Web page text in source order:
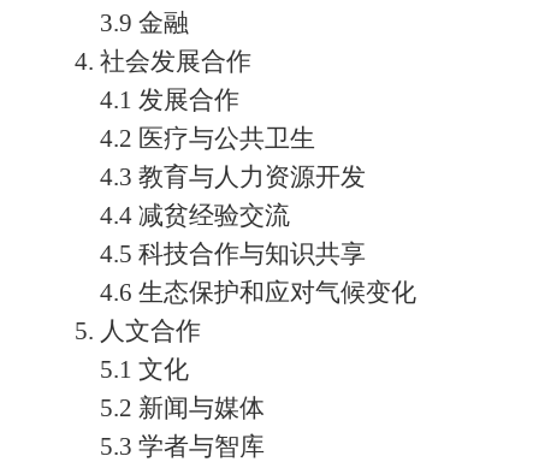
3.9 金融
4. 社会发展合作
4.1 发展合作
4.2 医疗与公共卫生
4.3 教育与人力资源开发
4.4 减贫经验交流
4.5 科技合作与知识共享
4.6 生态保护和应对气候变化
5. 人文合作
5.1 文化
5.2 新闻与媒体
5.3 学者与智库